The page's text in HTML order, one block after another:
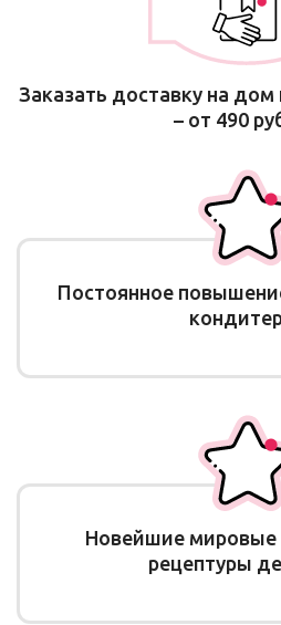
Заказать доставку на
– от 490
Постоянное
Новейшие мировые
рецептуры